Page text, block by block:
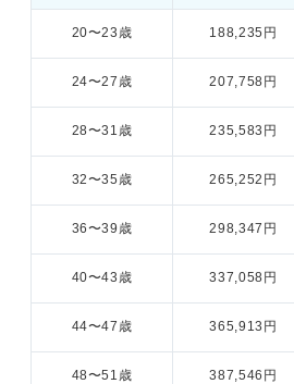
20〜23歳 188,235円
24〜27歳 207,758円
28〜31歳 235,583円
32〜35歳 265,252円
36〜39歳 298,347円
40〜43歳 337,058円
44〜47歳 365,913円
48〜51歳 387,546円